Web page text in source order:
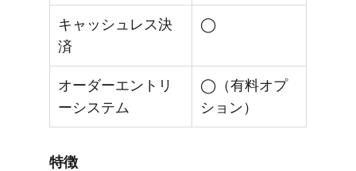
キャッシュレス決
済
◯
オーダーエントリ
ーシステム
◯（有料オプ
ション）
特徴